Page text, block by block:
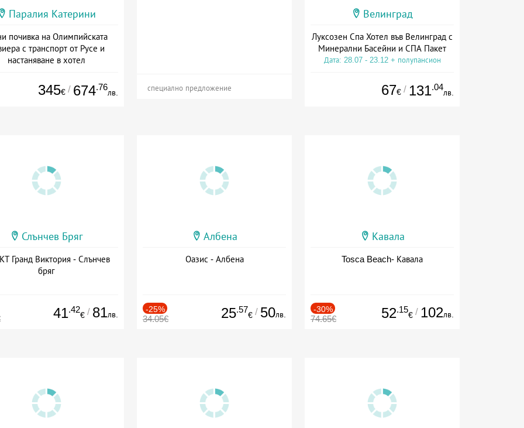
Паралия Катерини
почивка на Олимпийската
с транспорт от Русе и
настаняване в хотел
345€ / 674.76
лв. специално предложение
Велинград
Луксозен Спа Хотел във Велинград с
Минерални Басейни и СПА Пакет
Дата: 28.07 - 23.12 + полупансион
67€ / 131.04
лв.
Слънчев Бряг
Гранд Виктория - Слънчев
бряг
41.42
€ / 81лв.
Албена
Оазис - Албена
-25%
34.05€ 25.57
€ / 50лв.
Кавала
Tosca Beach- Кавала
-30%
74.65€ 52.15
€ / 102лв.